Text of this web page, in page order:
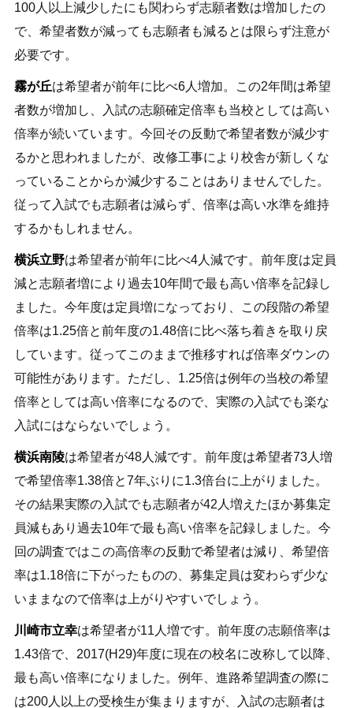
100人以上減少したにも関わらず志願者数は増加したの
で、希望者数が減っても志願者も減るとは限らず注意が
必要です。
霧が丘は希望者が前年に比べ6人増加。この2年間は希望
者数が増加し、入試の志願確定倍率も当校としては高い
倍率が続いています。今回その反動で希望者数が減少す
るかと思われましたが、改修工事により校舎が新しくな
っていることからか減少することはありませんでした。
従って入試でも志願者は減らず、倍率は高い水準を維持
するかもしれません。
横浜立野は希望者が前年に比べ4人減です。前年度は定員
減と志願者増により過去10年間で最も高い倍率を記録し
ました。今年度は定員増になっており、この段階の希望
倍率は1.25倍と前年度の1.48倍に比べ落ち着きを取り戻
しています。従ってこのままで推移すれば倍率ダウンの
可能性があります。ただし、1.25倍は例年の当校の希望
倍率としては高い倍率になるので、実際の入試でも楽な
入試にはならないでしょう。
横浜南陵は希望者が48人減です。前年度は希望者73人増
で希望倍率1.38倍と7年ぶりに1.3倍台に上がりました。
その結果実際の入試でも志願者が42人増えたほか募集定
員減もあり過去10年で最も高い倍率を記録しました。今
回の調査ではこの高倍率の反動で希望者は減り、希望倍
率は1.18倍に下がったものの、募集定員は変わらず少な
いままなので倍率は上がりやすいでしょう。
川崎市立幸は希望者が11人増です。前年度の志願倍率は
1.43倍で、2017(H29)年度に現在の校名に改称して以降、
最も高い倍率になりました。例年、進路希望調査の際に
は200人以上の受検生が集まりますが、入試の志願者は